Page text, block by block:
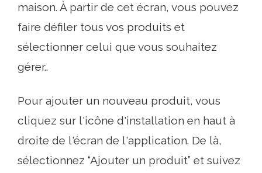
maison. À partir de cet écran, vous pouvez
faire défiler tous vos produits et
sélectionner celui que vous souhaitez
gérer..
Pour ajouter un nouveau produit, vous
cliquez sur l'icône d'installation en haut à
droite de l'écran de l'application. De là,
sélectionnez “Ajouter un produit” et suivez